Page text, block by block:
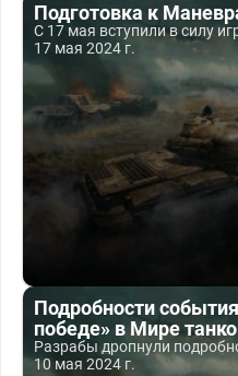
Подготовка к
C 17 мая вступили в силу
17 мая 2024 г.
Подробности
победе» в Мире
Разрабы дропнули
10 мая 2024 г.